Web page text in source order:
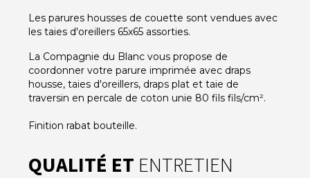
Les parures housses de couette sont vendues avec
les taies d'oreillers 65x65 assorties.
La Compagnie du Blanc vous propose de
coordonner votre parure imprimée avec draps
housse, taies d'oreillers, draps plat et taie de
traversin en percale de coton unie 80 fils fils/cm².
Finition rabat bouteille.
QUALITÉ ET ENTRETIEN